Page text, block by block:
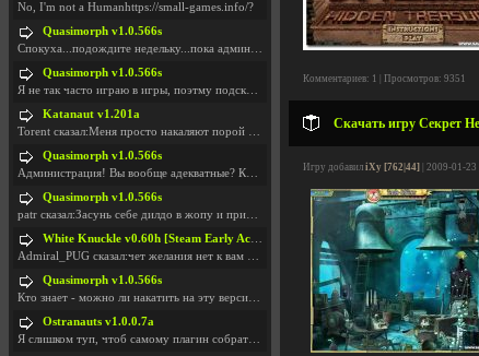
Комментариев: 1 | Просмотров: 9351
Скачать игру Секрет
Игру добавил iXy [762|44] | 2009-01-23 |
No, I'm not a Humanhttps://small-games.info/?
Quasimorph v1.0.566s
Спокуха...подождите недельку...пока админов отпуст
Quasimorph v1.0.566s
Я не так часто играю в игры, поэтму подсказка про
Katanaut v1.201a
Torent сказал:Меня просто накаляют порой речи о то
Quasimorph v1.0.566s
Администрация! Вы вообще адекватные? Какие монетки
Quasimorph v1.0.566s
patr сказал:Засунь себе дилдо в жопу и пришли фотк
White Knuckle v0.60h [Steam Early Access]
Admiral_PUG сказал:чет желания нет к вам сюда захо
Quasimorph v1.0.566s
Кто знает - можно ли накатить на эту версию моды?
Ostranauts v1.0.0.7a
Я слишком туп, чтоб самому плагин собрать. И что-т